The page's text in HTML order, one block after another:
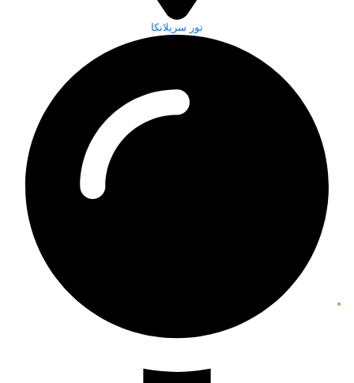
تور سریلانکا